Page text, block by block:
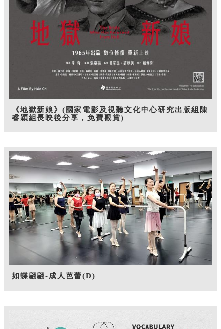
《地獄新娘》(國家電影及視聽文化中心研究出版組陳
睿穎組長映後分享，免費觀賞)
如蝶翩翩-成人芭蕾(D)